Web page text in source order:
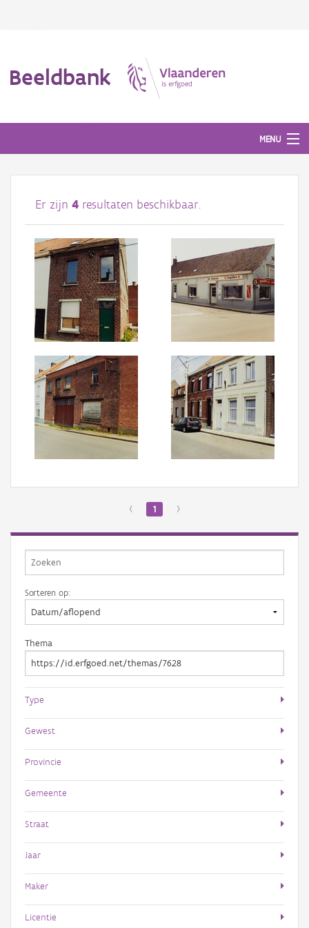
Beeldbank
MENU
Afbeeldingen
#BeeldIndeKijker
Hergebruik
Aanmelden
Er zijn 4 resultaten beschikbaar.
‹ 1 ›
Sorteren op:
Thema
Type
Gewest
Provincie
Gemeente
Straat
Jaar
Maker
Licentie